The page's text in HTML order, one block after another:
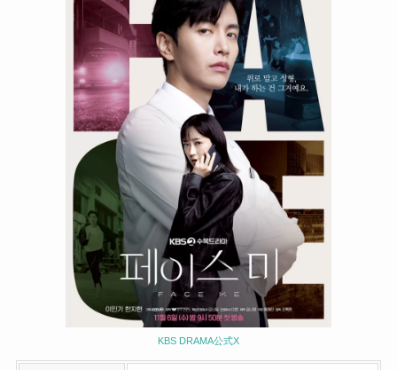
KBS DRAMA公式X